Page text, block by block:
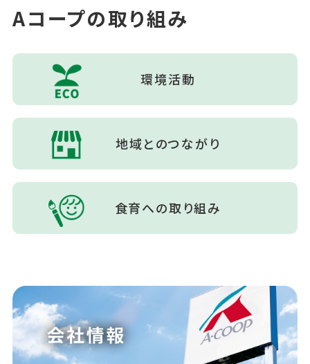
Aコープの取り組み
環境活動
地域とのつながり
食育への取り組み